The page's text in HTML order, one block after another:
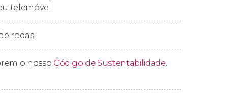
de Vista.
e as praias? Não se preocupe, pois o
, onde você terá meia hora livre. De lá
também teremos 30 minutos nessa
telemóvel.
rodas.
o nosso Código de Sustentabilidade.